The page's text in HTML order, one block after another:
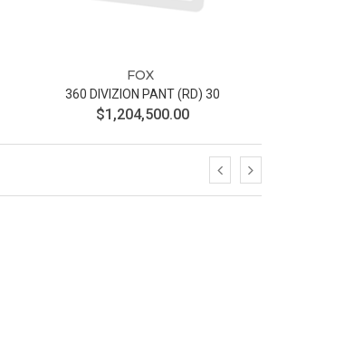
FOX
360 DIVIZION PANT (RD) 30
$1,204,500.00